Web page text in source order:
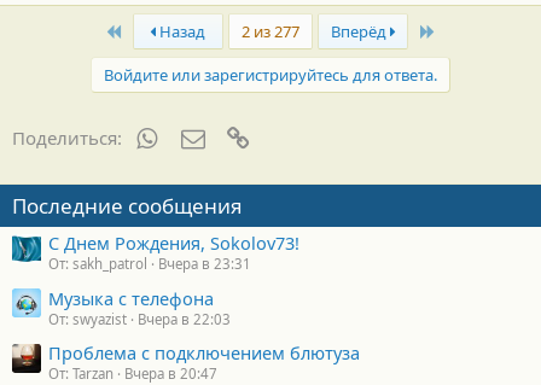
First Назад 2 из 277 Вперёд
Войдите или зарегистрируйтесь для ответа.
Поделиться: WhatsAppЭлектронная почта
Последние сообщения
С Днем Рождения, Sokolov73!
От: sakh_patrol Вчера в 23:31
Музыка с телефона
От: swyazist Вчера в 22:03
Проблема с подключением блютуза
От: Tarzan Вчера в 20:47